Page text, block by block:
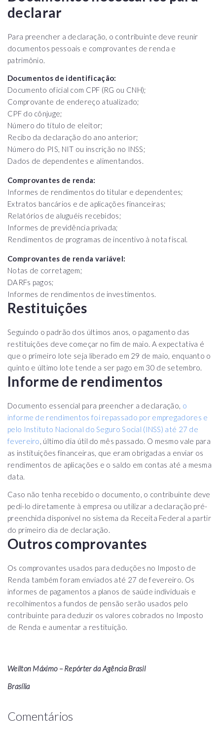
declarar
Para preencher a declaração, o contribuinte deve reunir
documentos pessoais e comprovantes de renda e
patrimônio.
Documentos de identificação:
Documento oficial com CPF (RG ou CNH);
Comprovante de endereço atualizado;
CPF do cônjuge;
Número do título de eleitor;
Recibo da declaração do ano anterior;
Número do PIS, NIT ou inscrição no INSS;
Dados de dependentes e alimentandos.
Comprovantes de renda:
Informes de rendimentos do titular e dependentes;
Extratos bancários e de aplicações financeiras;
Relatórios de aluguéis recebidos;
Informes de previdência privada;
Rendimentos de programas de incentivo à nota fiscal.
Comprovantes de renda variável:
Notas de corretagem;
DARFs pagos;
Informes de rendimentos de investimentos.
Restituições
Seguindo o padrão dos últimos anos, o pagamento das
restituições deve começar no fim de maio. A expectativa é
que o primeiro lote seja liberado em 29 de maio, enquanto o
quinto e último lote tende a ser pago em 30 de setembro.
Informe de rendimentos
Documento essencial para preencher a declaração, o
informe de rendimentos foi repassado por empregadores e
pelo Instituto Nacional do Seguro Social (INSS) até 27 de
fevereiro, último dia útil do mês passado. O mesmo vale para
as instituições financeiras, que eram obrigadas a enviar os
rendimentos de aplicações e o saldo em contas até a mesma
data.
Caso não tenha recebido o documento, o contribuinte deve
pedi-lo diretamente à empresa ou utilizar a declaração pré-
preenchida disponível no sistema da Receita Federal a partir
do primeiro dia de declaração.
Outros comprovantes
Os comprovantes usados para deduções no Imposto de
Renda também foram enviados até 27 de fevereiro. Os
informes de pagamentos a planos de saúde individuais e
recolhimentos a fundos de pensão serão usados pelo
contribuinte para deduzir os valores cobrados no Imposto
de Renda e aumentar a restituição.
Wellton Máximo – Repórter da Agência Brasil
Brasília
Comentários